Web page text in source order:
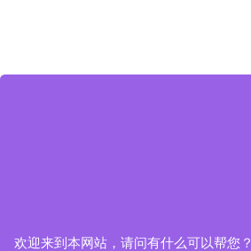
欢迎来到本网站，请问有什么可以帮您？